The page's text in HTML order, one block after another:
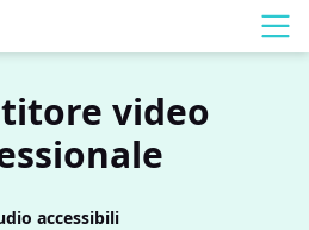
video
accessibili